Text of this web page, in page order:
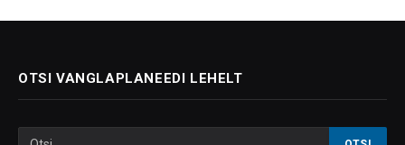
OTSI VANGLAPLANEEDI LEHELT